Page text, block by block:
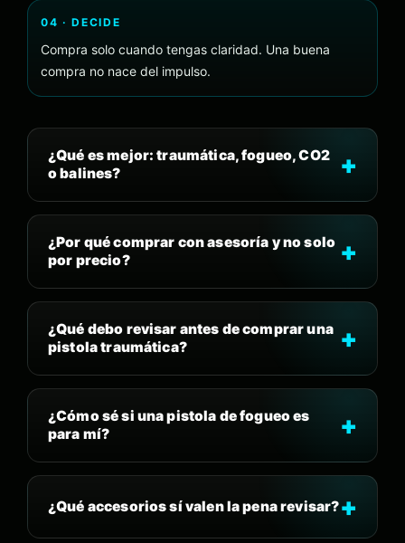
04 · DECIDE
Compra solo cuando tengas claridad. Una buena
compra no nace del impulso.
¿Qué es mejor: traumática, fogueo, CO2
o balines?
¿Por qué comprar con asesoría y no solo
por precio?
¿Qué debo revisar antes de comprar una
pistola traumática?
¿Cómo sé si una pistola de fogueo es
para mí?
¿Qué accesorios sí valen la pena revisar?